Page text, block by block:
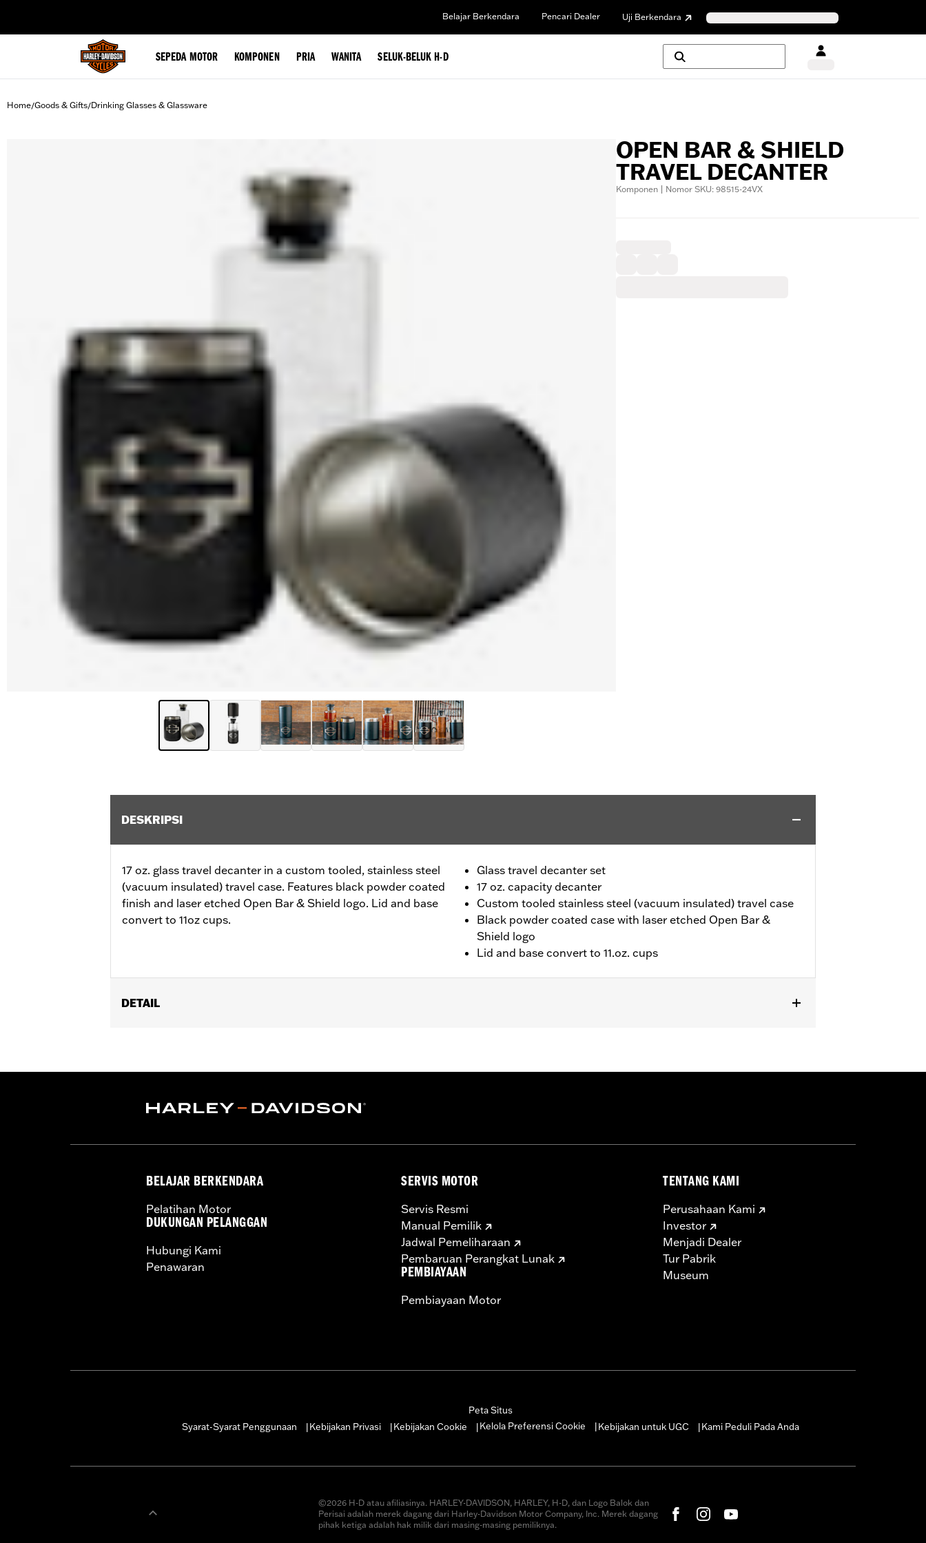
Belajar Berkendara Pencari Dealer Uji Berkendara
SEPEDA MOTOR KOMPONEN PRIA WANITA SELUK-BELUK H-D
Home/Goods & Gifts/Drinking Glasses & Glassware
OPEN BAR & SHIELD
TRAVEL DECANTER
Komponen | Nomor SKU: 98515-24VX
DESKRIPSI
17 oz. glass travel decanter in a custom tooled, stainless steel
(vacuum insulated) travel case. Features black powder coated
finish and laser etched Open Bar & Shield logo. Lid and base
convert to 11oz cups.
Glass travel decanter set
17 oz. capacity decanter
Custom tooled stainless steel (vacuum insulated) travel case
Black powder coated case with laser etched Open Bar &
Shield logo
Lid and base convert to 11.oz. cups
DETAIL
BELAJAR BERKENDARA
Pelatihan Motor
DUKUNGAN PELANGGAN
Hubungi Kami
Penawaran
SERVIS MOTOR
Servis Resmi
Manual Pemilik
Jadwal Pemeliharaan
Pembaruan Perangkat Lunak
PEMBIAYAAN
Pembiayaan Motor
TENTANG KAMI
Perusahaan Kami
Investor
Menjadi Dealer
Tur Pabrik
Museum
Peta Situs
Syarat-Syarat Penggunaan
Kebijakan Privasi Kebijakan Cookie Kelola Preferensi Cookie Kebijakan untuk UGC Kami Peduli Pada Anda
©2026 H-D atau afiliasinya. HARLEY-DAVIDSON, HARLEY, H-D, dan Logo Balok dan
Perisai adalah merek dagang dari Harley-Davidson Motor Company, Inc. Merek dagang
pihak ketiga adalah hak milik dari masing-masing pemiliknya.